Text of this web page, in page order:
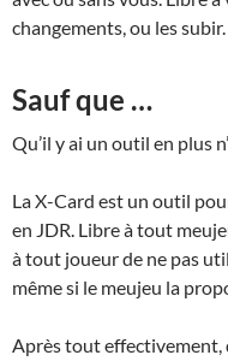
changements, ou les subir.
Sauf que …
Qu’il y ai un outil en plus
La X-Card est un outil
en JDR. Libre à tout
à tout joueur de ne pas
même si le meujeu la
Après tout effectivement,